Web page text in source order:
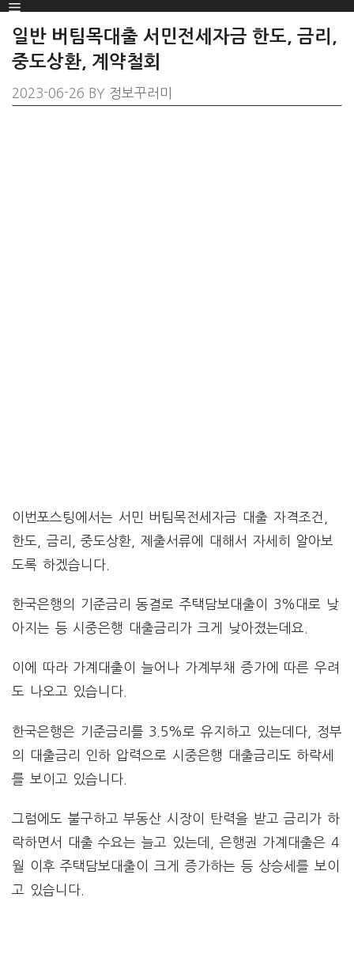
SKIP
TO
CONTENT
Menu
일반 버팀목대출 서민전세자금 한도, 금리,
중도상환, 계약철회
2023-06-26 BY 정보꾸러미
이번포스팅에서는 서민 버팀목전세자금 대출 자격조건,
한도, 금리, 중도상환, 제출서류에 대해서 자세히 알아보
도록 하겠습니다.
한국은행의 기준금리 동결로 주택담보대출이 3%대로 낮
아지는 등 시중은행 대출금리가 크게 낮아졌는데요.
이에 따라 가계대출이 늘어나 가계부채 증가에 따른 우려
도 나오고 있습니다.
한국은행은 기준금리를 3.5%로 유지하고 있는데다, 정부
의 대출금리 인하 압력으로 시중은행 대출금리도 하락세
를 보이고 있습니다.
그럼에도 불구하고 부동산 시장이 탄력을 받고 금리가 하
락하면서 대출 수요는 늘고 있는데, 은행권 가계대출은 4
월 이후 주택담보대출이 크게 증가하는 등 상승세를 보이
고 있습니다.